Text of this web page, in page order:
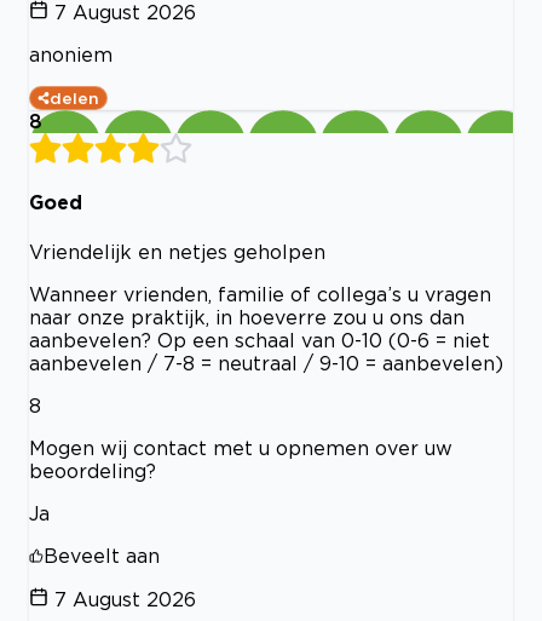
7 August 2026
anoniem
delen
8
Goed
Vriendelijk en netjes geholpen
Wanneer vrienden, familie of collega’s u vragen
naar onze praktijk, in hoeverre zou u ons dan
aanbevelen? Op een schaal van 0-10 (0-6 = niet
aanbevelen / 7-8 = neutraal / 9-10 = aanbevelen)
8
Mogen wij contact met u opnemen over uw
beoordeling?
Ja
Beveelt aan
7 August 2026